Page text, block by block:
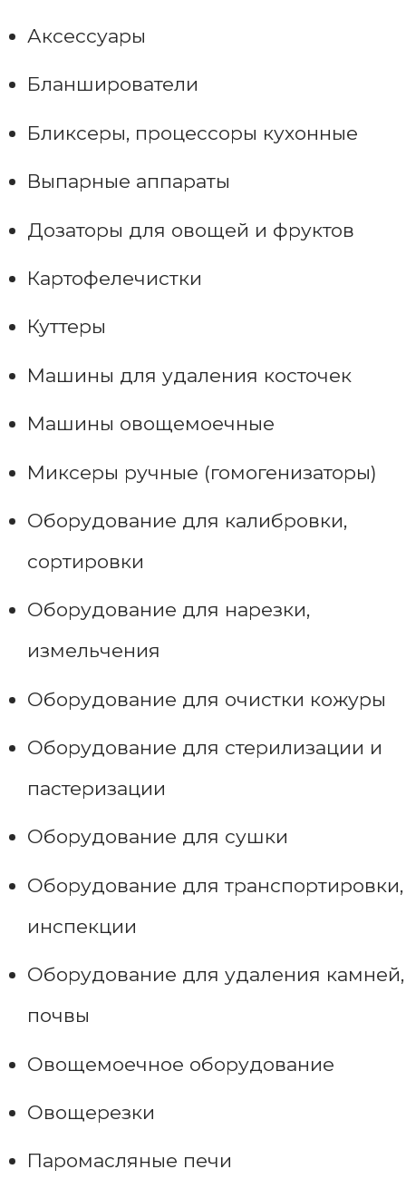
Аксессуары
Бланширователи
Бликсеры, процессоры кухонные
Выпарные аппараты
Дозаторы для овощей и фруктов
Картофелечистки
Куттеры
Машины для удаления косточек
Машины овощемоечные
Миксеры ручные (гомогенизаторы)
Оборудование для калибровки,
сортировки
Оборудование для нарезки,
измельчения
Оборудование для очистки кожуры
Оборудование для стерилизации и
пастеризации
Оборудование для сушки
Оборудование для транспортировки,
инспекции
Оборудование для удаления камней,
почвы
Овощемоечное оборудование
Овощерезки
Паромасляные печи